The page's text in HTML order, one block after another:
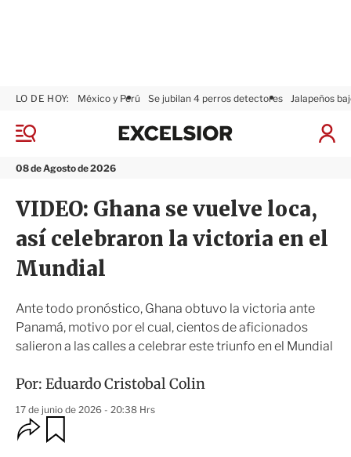
M
n
08 de Agosto de 2026
LO DE HOY: México y Perú Se jubilan 4 perros detectores Jalapeños
I
S
x
s
i
r
VIDEO: Ghana se vuelve loca,
así celebraron la victoria en el
Mundial
Ante todo pronóstico, Ghana obtuvo la victoria ante
Panamá, motivo por el cual, cientos de aficionados
salieron a las calles a celebrar este triunfo en el Mundial
Por: Eduardo Cristobal Colin
17 de junio de 2026 - 20:38 Hrs
O
p